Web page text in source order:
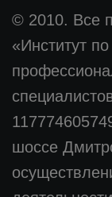
© 2010. Все
«Институт
шоссе